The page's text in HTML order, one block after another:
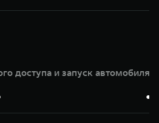
доступа и запуск автомобиля
●